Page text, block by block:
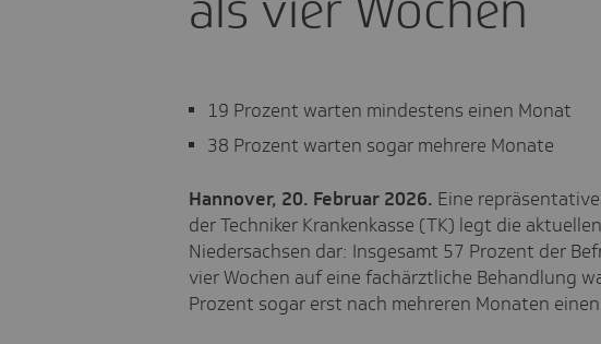
19 Prozent warten mindestens einen Monat
38 Prozent warten sogar mehrere Monate
Hannover, 20. Februar 2026. Eine
der Techniker Krankenkasse (TK) legt die
Niedersachsen dar: Insgesamt 57 Prozent der
vier Wochen auf eine fachärztliche Behandlung
Prozent sogar erst nach mehreren Monaten